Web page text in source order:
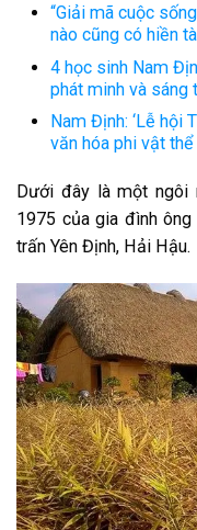
“Giải mã cuộc
nào cũng có hiền
4 học sinh Nam
phát minh và sáng
Nam Định: ‘Lễ hội
văn hóa phi vật
Dưới đây là một
1975 của gia đình
trấn Yên Định, Hải Hậu.